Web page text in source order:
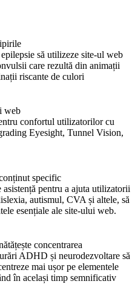
să utilizeze site-ul web
care rezultă din animații
riscante de culori
web
confortul utilizatorilor cu
Eyesight, Tunnel Vision,
specific
pentru a ajuta utilizatorii
autismul, CVA și altele, să
esențiale ale site-ului web.
concentrarea
ADHD și neurodezvoltare să
mai ușor pe elementele
în același timp semnificativ